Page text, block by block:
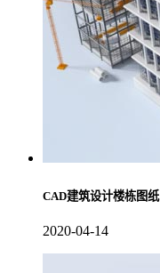
CAD建筑设计楼栋图纸
2020-04-14